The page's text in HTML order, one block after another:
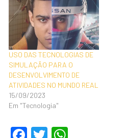
USO DAS TECNOLOGIAS DE
SIMULAÇÃO PARA O
DESENVOLVIMENTO DE
ATIVIDADES NO MUNDO REAL
15/09/2023
Em "Tecnologia"